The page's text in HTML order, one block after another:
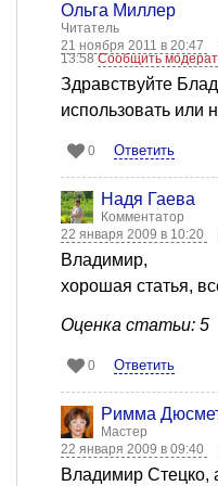
Ольга Миллер
Читатель
21 ноября 2011 в 20:47
13:58Сообщить
Здравствуйте
использовать или
0 Ответить
Надя Гаева
Комментатор
22 января 2009 в 10:20
Владимир,
хорошая статья,
Оценка статьи: 5
0 Ответить
Римма
Мастер
22 января 2009 в 09:40
Владимир Стецко,